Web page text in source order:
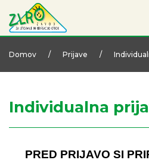
Domov / Prijave /
Individualna
PRED PRIJAVO SI